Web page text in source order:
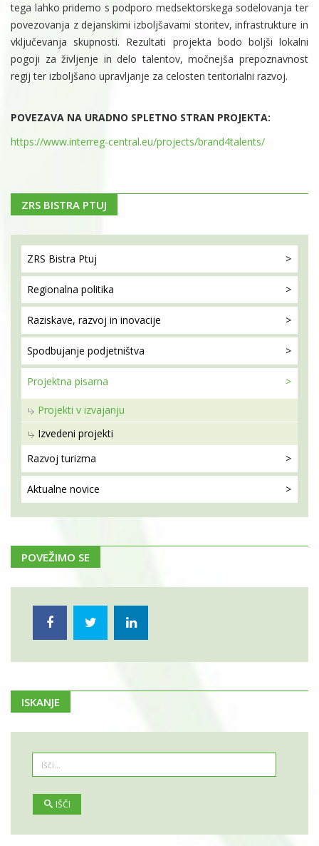
tega lahko pridemo s podporo medsektorskega sodelovanja ter
povezovanja z dejanskimi izboljšavami storitev, infrastrukture in
vključevanja skupnosti. Rezultati projekta bodo boljši lokalni
pogoji za življenje in delo talentov, močnejša prepoznavnost
regij ter izboljšano upravljanje za celosten teritorialni razvoj.
POVEZAVA NA URADNO SPLETNO STRAN PROJEKTA:
https://www.interreg-central.eu/projects/brand4talents/
ZRS BISTRA PTUJ
ZRS Bistra Ptuj
Regionalna politika
Raziskave, razvoj in inovacije
Spodbujanje podjetništva
Projektna pisarna
Projekti v izvajanju
Izvedeni projekti
Razvoj turizma
Aktualne novice
POVEŽIMO SE
ISKANJE
IŠČI